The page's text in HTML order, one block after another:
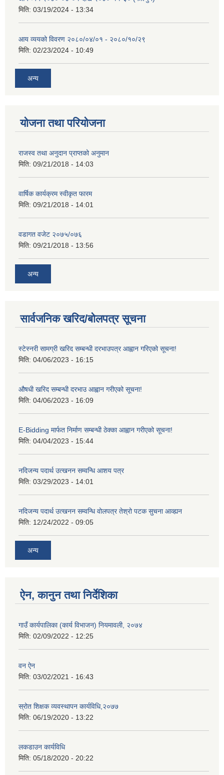
मिति: 03/19/2024 - 13:34
आय व्ययको विवरण २०८०/०४/०१ - २०८०/१०/२९
मिति: 02/23/2024 - 10:49
अन्य
योजना तथा परियोजना
राजस्व तथा अनुदान प्राप्तको अनुमान
मिति: 09/21/2018 - 14:03
वार्षिक कार्यक्रम स्वीकृत फारम
मिति: 09/21/2018 - 14:01
वडागत वजेट २०७५/०७६
मिति: 09/21/2018 - 13:56
अन्य
सार्वजनिक खरिद/बोलपत्र सूचना
स्टेस्नरी सामग्री खरिद सम्बन्धी दरभाउपत्र आह्वान गरिएको सूचना!
मिति: 04/06/2023 - 16:15
औषधी खरिद सम्बन्धी दरभाउ आह्वान गरीएको सूचना!
मिति: 04/06/2023 - 16:09
E-Bidding मार्फत निर्माण सम्बन्धी ठेक्का आह्वान गरीएको सूचना!
मिति: 04/04/2023 - 15:44
नदिजन्य पदार्थ उत्खनन सम्वन्धि आशय पत्र
मिति: 03/29/2023 - 14:01
नदिजन्य पदार्थ उत्खनन सम्वन्धि वोलपत्र तेश्रो पटक सुचना आव्ह्यन
मिति: 12/24/2022 - 09:05
अन्य
ऐन, कानुन तथा निर्देशिका
गाउँ कार्यपालिका (कार्य विभाजन) नियमावली, २०७४
मिति: 02/09/2022 - 12:25
वन ऐन
मिति: 03/02/2021 - 16:43
स्रोत शिक्षक व्यवस्थापन कार्यविधि,२०७७
मिति: 06/19/2020 - 13:22
लकडाउन कार्यविधि
मिति: 05/18/2020 - 20:22